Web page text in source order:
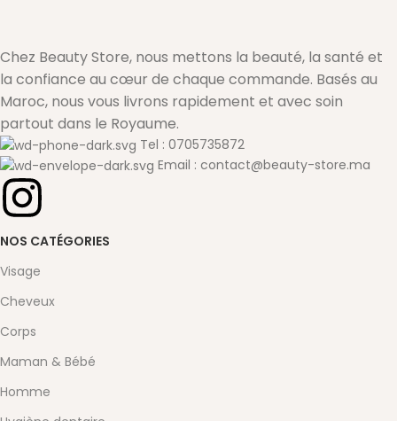
Chez Beauty Store, nous mettons la beauté, la santé et
la confiance au cœur de chaque commande. Basés au
Maroc, nous vous livrons rapidement et avec soin
partout dans le Royaume.
Tel : 0705735872
Email : contact@beauty-store.ma
NOS CATÉGORIES
Visage
Cheveux
Corps
Maman & Bébé
Homme